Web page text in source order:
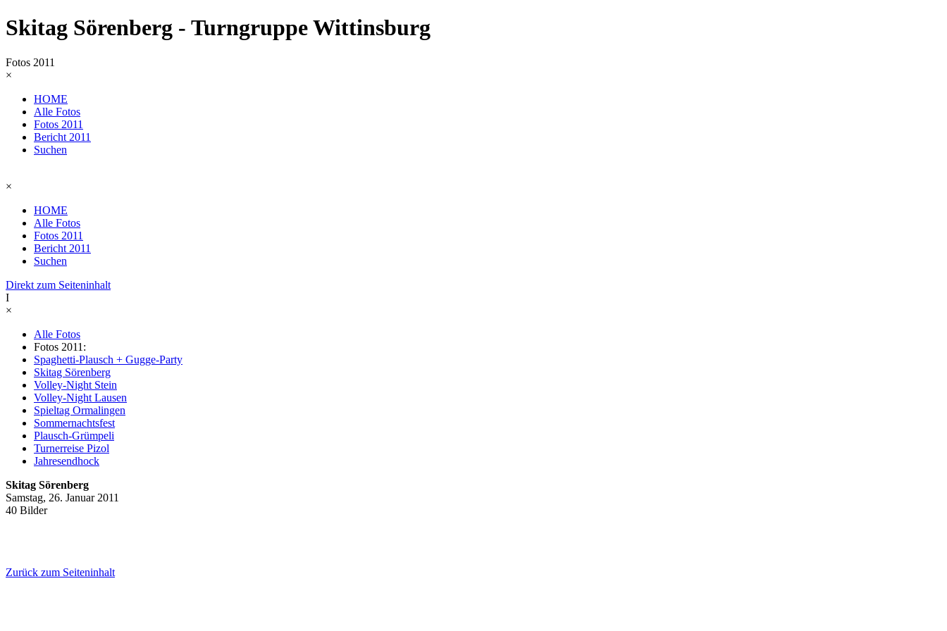
Skitag Sörenberg - Turngruppe Wittinsburg
Fotos 2011
×
HOME
Alle Fotos
Fotos 2011
Bericht 2011
Suchen
×
HOME
Alle Fotos
Fotos 2011
Bericht 2011
Suchen
Direkt zum Seiteninhalt
I
×
Alle Fotos
Fotos 2011:
Spaghetti-Plausch + Gugge-Party
Skitag Sörenberg
Volley-Night Stein
Volley-Night Lausen
Spieltag Ormalingen
Sommernachtsfest
Plausch-Grümpeli
Turnerreise Pizol
Jahresendhock
Skitag Sörenberg
Samstag, 26. Januar 2011
40 Bilder
Zurück zum Seiteninhalt